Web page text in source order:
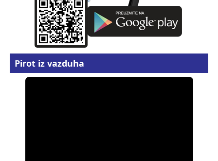
Pirot iz vazduha